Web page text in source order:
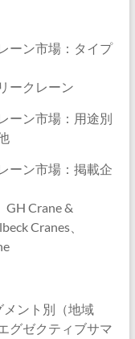
ーン市場：タイプ
ークレーン
ーン市場：用途別
ーン市場：掲載企
GH Crane &
Cranes、
ント別（地域
グゼクティブサマ